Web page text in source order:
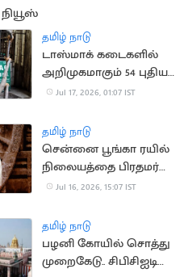
தமிழ் நாடு
டாஸ்மாக் கடைகளில்
அறிமுகமாகும் 54 புதிய
பிராண்ட் மது வகைகள்
Jul 17, 2026, 01:07 IST
தமிழ் நாடு
சென்னை பூங்கா ரயில்
நிலையத்தை பிரதமர்
மோடி நாளை திறந்து
Jul 16, 2026, 15:07 IST
தமிழ் நாடு
பழனி கோயில் சொத்து
முறைகேடு.. சிபிசிஐடி